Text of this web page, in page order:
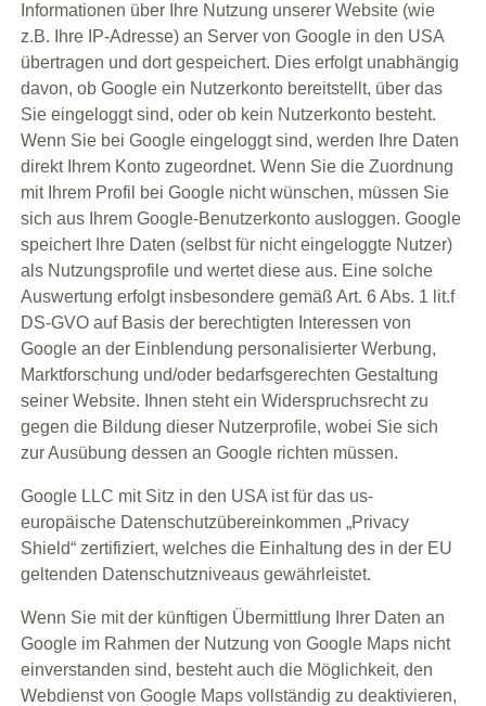
Informationen über Ihre Nutzung unserer Website (wie
z.B. Ihre IP-Adresse) an Server von Google in den USA
übertragen und dort gespeichert. Dies erfolgt unabhängig
davon, ob Google ein Nutzerkonto bereitstellt, über das
Sie eingeloggt sind, oder ob kein Nutzerkonto besteht.
Wenn Sie bei Google eingeloggt sind, werden Ihre Daten
direkt Ihrem Konto zugeordnet. Wenn Sie die Zuordnung
mit Ihrem Profil bei Google nicht wünschen, müssen Sie
sich aus Ihrem Google-Benutzerkonto ausloggen. Google
speichert Ihre Daten (selbst für nicht eingeloggte Nutzer)
als Nutzungsprofile und wertet diese aus. Eine solche
Auswertung erfolgt insbesondere gemäß Art. 6 Abs. 1 lit.f
DS-GVO auf Basis der berechtigten Interessen von
Google an der Einblendung personalisierter Werbung,
Marktforschung und/oder bedarfsgerechten Gestaltung
seiner Website. Ihnen steht ein Widerspruchsrecht zu
gegen die Bildung dieser Nutzerprofile, wobei Sie sich
zur Ausübung dessen an Google richten müssen.
Google LLC mit Sitz in den USA ist für das us-
europäische Datenschutzübereinkommen „Privacy
Shield“ zertifiziert, welches die Einhaltung des in der EU
geltenden Datenschutzniveaus gewährleistet.
Wenn Sie mit der künftigen Übermittlung Ihrer Daten an
Google im Rahmen der Nutzung von Google Maps nicht
einverstanden sind, besteht auch die Möglichkeit, den
Webdienst von Google Maps vollständig zu deaktivieren,